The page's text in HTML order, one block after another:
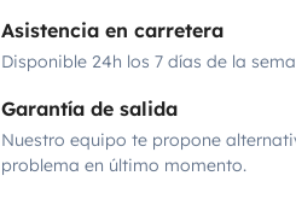
Asistencia en carretera
Disponible 24h los 7 días de la
Garantía de salida
Nuestro equipo te propone
problema en último momento.